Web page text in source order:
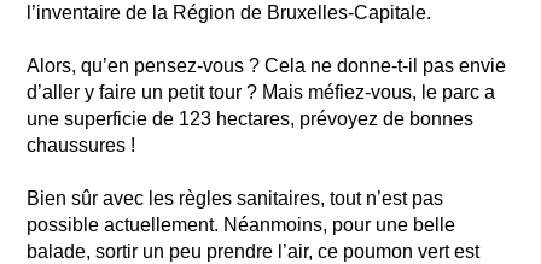
l’inventaire de la Région de Bruxelles-Capitale.
Alors, qu’en pensez-vous ? Cela ne donne-t-il pas envie
d’aller y faire un petit tour ? Mais méfiez-vous, le parc a
une superficie de 123 hectares, prévoyez de bonnes
chaussures !
Bien sûr avec les règles sanitaires, tout n’est pas
possible actuellement. Néanmoins, pour une belle
balade, sortir un peu prendre l’air, ce poumon vert est